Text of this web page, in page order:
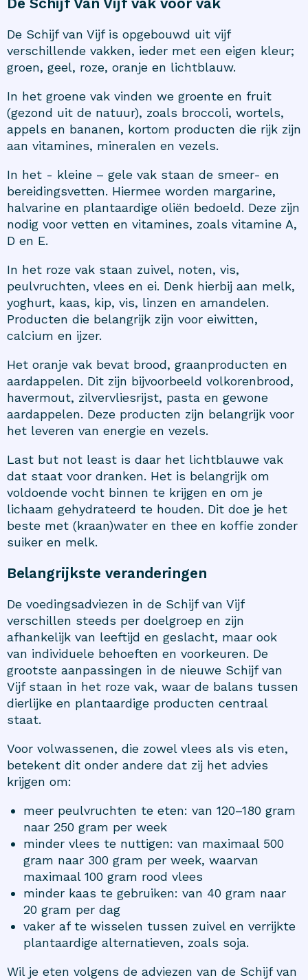
De Schijf van Vijf is opgebouwd uit vijf
verschillende vakken, ieder met een eigen kleur;
groen, geel, roze, oranje en lichtblauw.
In het groene vak vinden we groente en fruit
(gezond uit de natuur), zoals broccoli, wortels,
appels en bananen, kortom producten die rijk zijn
aan vitamines, mineralen en vezels.
In het - kleine – gele vak staan de smeer- en
bereidingsvetten. Hiermee worden margarine,
halvarine en plantaardige oliën bedoeld. Deze zijn
nodig voor vetten en vitamines, zoals vitamine A,
D en E.
In het roze vak staan zuivel, noten, vis,
peulvruchten, vlees en ei. Denk hierbij aan melk,
yoghurt, kaas, kip, vis, linzen en amandelen.
Producten die belangrijk zijn voor eiwitten,
calcium en ijzer.
Het oranje vak bevat brood, graanproducten en
aardappelen. Dit zijn bijvoorbeeld volkorenbrood,
havermout, zilvervliesrijst, pasta en gewone
aardappelen. Deze producten zijn belangrijk voor
het leveren van energie en vezels.
Last but not least is daar het lichtblauwe vak
dat staat voor dranken. Het is belangrijk om
voldoende vocht binnen te krijgen en om je
lichaam gehydrateerd te houden. Dit doe je het
beste met (kraan)water en thee en koffie zonder
suiker en melk.
Belangrijkste veranderingen
De voedingsadviezen in de Schijf van Vijf
verschillen steeds per doelgroep en zijn
afhankelijk van leeftijd en geslacht, maar ook
van individuele behoeften en voorkeuren. De
grootste aanpassingen in de nieuwe Schijf van
Vijf staan in het roze vak, waar de balans tussen
dierlijke en plantaardige producten centraal
staat.
Voor volwassenen, die zowel vlees als vis eten,
betekent dit onder andere dat zij het advies
krijgen om:
meer peulvruchten te eten: van 120–180 gram
naar 250 gram per week
minder vlees te nuttigen: van maximaal 500
gram naar 300 gram per week, waarvan
maximaal 100 gram rood vlees
minder kaas te gebruiken: van 40 gram naar
20 gram per dag
vaker af te wisselen tussen zuivel en verrijkte
plantaardige alternatieven, zoals soja.
Wil je eten volgens de adviezen van de Schijf van